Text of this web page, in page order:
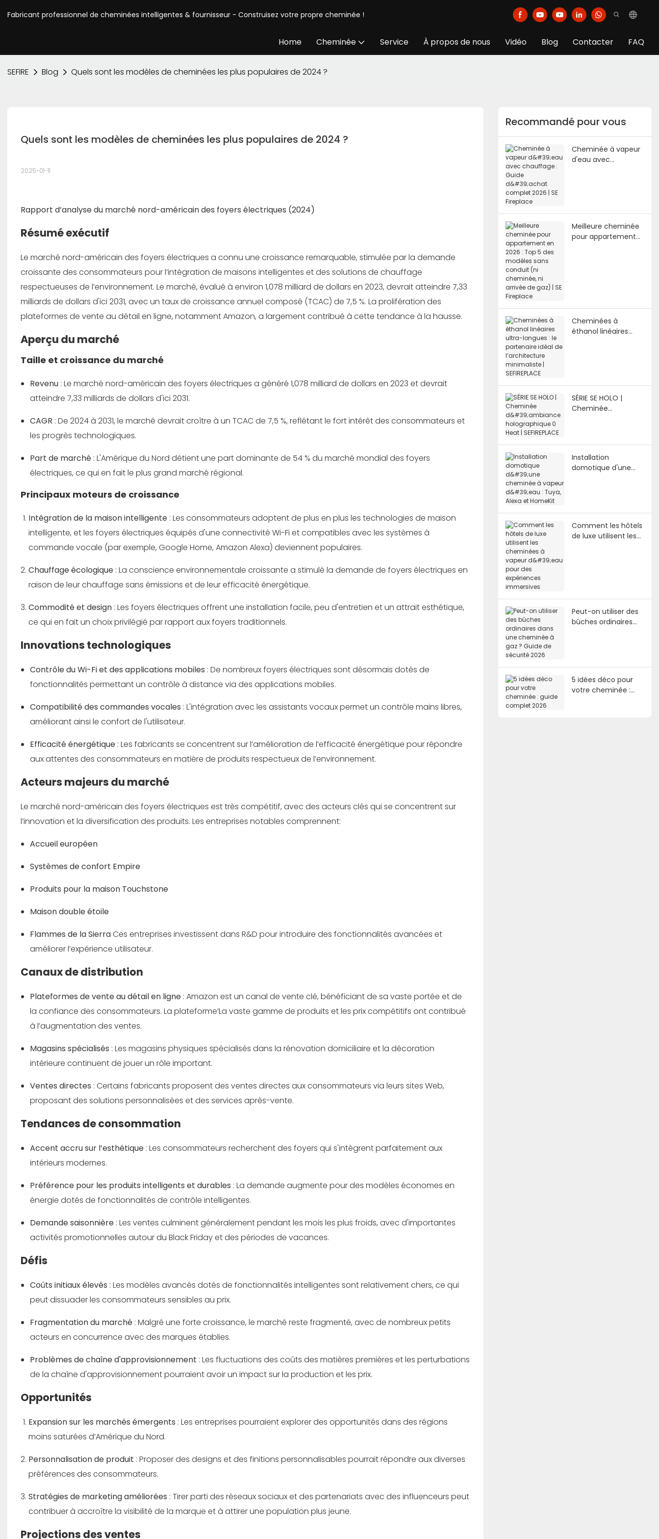
Fabricant professionnel de cheminées intelligentes & fournisseur - Construisez votre propre cheminée !
Home Cheminée Service À propos de nous Vidéo Blog Contacter FAQ
SEFIRE Blog Quels sont les modèles de cheminées les plus populaires de 2024 ?
Quels sont les modèles de cheminées les plus populaires de 2024 ?
2025-01-11
Rapport d’analyse du marché nord-américain des foyers électriques (2024)
Résumé exécutif
Le marché nord-américain des foyers électriques a connu une croissance remarquable, stimulée par la demande
croissante des consommateurs pour l’intégration de maisons intelligentes et des solutions de chauffage
respectueuses de l’environnement. Le marché, évalué à environ 1,078 milliard de dollars en 2023, devrait atteindre 7,33
milliards de dollars d'ici 2031, avec un taux de croissance annuel composé (TCAC) de 7,5 %. La prolifération des
plateformes de vente au détail en ligne, notamment Amazon, a largement contribué à cette tendance à la hausse.
Aperçu du marché
Taille et croissance du marché
Revenu : Le marché nord-américain des foyers électriques a généré 1,078 milliard de dollars en 2023 et devrait
atteindre 7,33 milliards de dollars d'ici 2031.
CAGR : De 2024 à 2031, le marché devrait croître à un TCAC de 7,5 %, reflétant le fort intérêt des consommateurs et
les progrès technologiques.
Part de marché : L'Amérique du Nord détient une part dominante de 54 % du marché mondial des foyers
électriques, ce qui en fait le plus grand marché régional.
Principaux moteurs de croissance
Intégration de la maison intelligente : Les consommateurs adoptent de plus en plus les technologies de maison
intelligente, et les foyers électriques équipés d'une connectivité Wi-Fi et compatibles avec les systèmes à
commande vocale (par exemple, Google Home, Amazon Alexa) deviennent populaires.
Chauffage écologique : La conscience environnementale croissante a stimulé la demande de foyers électriques en
raison de leur chauffage sans émissions et de leur efficacité énergétique.
Commodité et design : Les foyers électriques offrent une installation facile, peu d'entretien et un attrait esthétique,
ce qui en fait un choix privilégié par rapport aux foyers traditionnels.
Innovations technologiques
Contrôle du Wi-Fi et des applications mobiles : De nombreux foyers électriques sont désormais dotés de
fonctionnalités permettant un contrôle à distance via des applications mobiles.
Compatibilité des commandes vocales : L'intégration avec les assistants vocaux permet un contrôle mains libres,
améliorant ainsi le confort de l'utilisateur.
Efficacité énergétique : Les fabricants se concentrent sur l’amélioration de l’efficacité énergétique pour répondre
aux attentes des consommateurs en matière de produits respectueux de l’environnement.
Acteurs majeurs du marché
Le marché nord-américain des foyers électriques est très compétitif, avec des acteurs clés qui se concentrent sur
l’innovation et la diversification des produits. Les entreprises notables comprennent:
Accueil européen
Systèmes de confort Empire
Produits pour la maison Touchstone
Maison double étoile
Flammes de la SierraCes entreprises investissent dans R&D pour introduire des fonctionnalités avancées et
améliorer l’expérience utilisateur.
Canaux de distribution
Plateformes de vente au détail en ligne : Amazon est un canal de vente clé, bénéficiant de sa vaste portée et de
la confiance des consommateurs. La plateforme’La vaste gamme de produits et les prix compétitifs ont contribué
à l’augmentation des ventes.
Magasins spécialisés : Les magasins physiques spécialisés dans la rénovation domiciliaire et la décoration
intérieure continuent de jouer un rôle important.
Ventes directes : Certains fabricants proposent des ventes directes aux consommateurs via leurs sites Web,
proposant des solutions personnalisées et des services après-vente.
Tendances de consommation
Accent accru sur l’esthétique : Les consommateurs recherchent des foyers qui s'intègrent parfaitement aux
intérieurs modernes.
Préférence pour les produits intelligents et durables : La demande augmente pour des modèles économes en
énergie dotés de fonctionnalités de contrôle intelligentes.
Demande saisonnière : Les ventes culminent généralement pendant les mois les plus froids, avec d'importantes
activités promotionnelles autour du Black Friday et des périodes de vacances.
Défis
Coûts initiaux élevés : Les modèles avancés dotés de fonctionnalités intelligentes sont relativement chers, ce qui
peut dissuader les consommateurs sensibles au prix.
Fragmentation du marché : Malgré une forte croissance, le marché reste fragmenté, avec de nombreux petits
acteurs en concurrence avec des marques établies.
Problèmes de chaîne d'approvisionnement : Les fluctuations des coûts des matières premières et les perturbations
de la chaîne d'approvisionnement pourraient avoir un impact sur la production et les prix.
Opportunités
Expansion sur les marchés émergents : Les entreprises pourraient explorer des opportunités dans des régions
moins saturées d’Amérique du Nord.
Personnalisation de produit : Proposer des designs et des finitions personnalisables pourrait répondre aux diverses
préférences des consommateurs.
Stratégies de marketing améliorées : Tirer parti des réseaux sociaux et des partenariats avec des influenceurs peut
contribuer à accroître la visibilité de la marque et à attirer une population plus jeune.
Projections des ventes
Recommandé pour vous
Cheminée à vapeur
d'eau avec
Meilleure cheminée
pour appartement
Cheminées à
éthanol linéaires
SÉRIE SE HOLO |
Cheminée
Installation
domotique d'une
Comment les hôtels
de luxe utilisent les
Peut-on utiliser des
bûches ordinaires
5 idées déco pour
votre cheminée :